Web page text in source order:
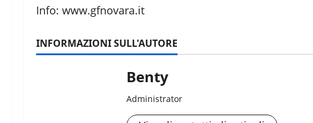
Info: www.gfnovara.it
INFORMAZIONI SULL'AUTORE
Benty
Administrator